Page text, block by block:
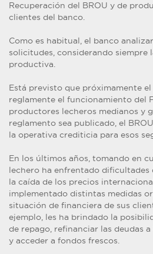
Recuperación del BROU y de
clientes del banco.
Como es habitual, el banco
solicitudes, considerando siempre
productiva.
Está previsto que próximamente
reglamente el funcionamiento del
productores lecheros medianos y
reglamento sea publicado, el
la operativa crediticia para esos
En los últimos años, tomando en
lechero ha enfrentado dificultades
la caída de los precios
implementado distintas medidas
situación de financiera de sus
ejemplo, les ha brindado la
de repago, refinanciar las deudas
y acceder a fondos frescos.